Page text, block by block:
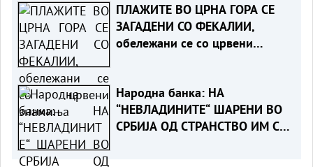
ПЛАЖИТЕ ВО ЦРНА ГОРА СЕ
ЗАГАДЕНИ СО ФЕКАЛИИ,
обележани се со црвени
Народна банка: НА
“НЕВЛАДИНИТЕ“ ШАРЕНИ ВО
СРБИЈА ОД СТРАНСТВО ИМ СЕ